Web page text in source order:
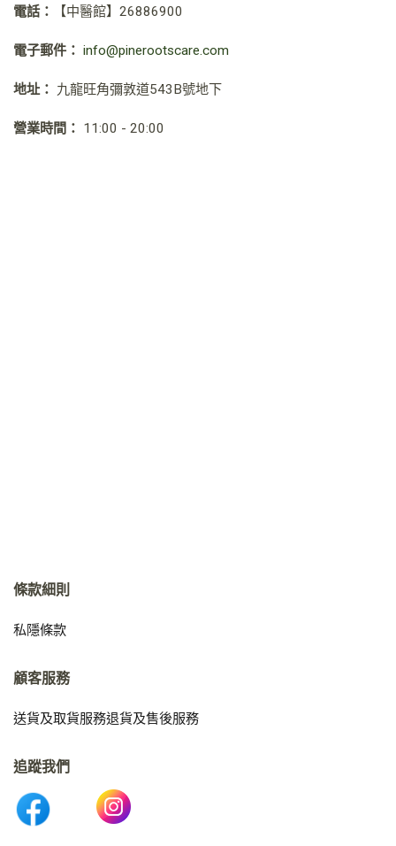
電話： 【中醫館】 26886900
電子郵件： info@pinerootscare.com
地址： 九龍旺角彌敦道543B號地下
營業時間： 11:00 - 20:00
條款細則
私隱條款
顧客服務
送貨及取貨服務退貨及售後服務
追蹤我們